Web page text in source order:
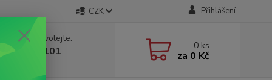
CZK Přihlášení
rady? Zavolejte.
986 101 0 ks
za 0 Kč